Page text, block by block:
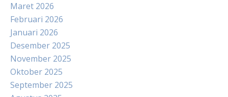
Maret 2026
Februari 2026
Januari 2026
Desember 2025
November 2025
Oktober 2025
September 2025